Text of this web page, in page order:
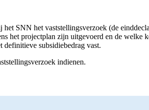
SNN het vaststellingsverzoek (de
het projectplan zijn uitgevoerd en de welke
definitieve subsidiebedrag vast.
indienen.